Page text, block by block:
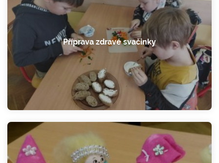
Příprava zdravé svačinky